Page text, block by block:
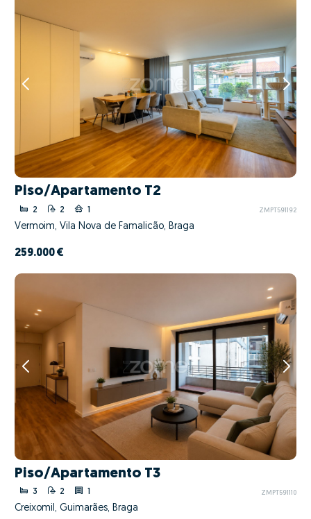
Piso/Apartamento T2
2 2 1 ZMPT591192
Vermoim, Vila Nova de Famalicão, Braga
259.000 €
Piso/Apartamento T3
3 2 1 ZMPT591110
Creixomil, Guimarães, Braga